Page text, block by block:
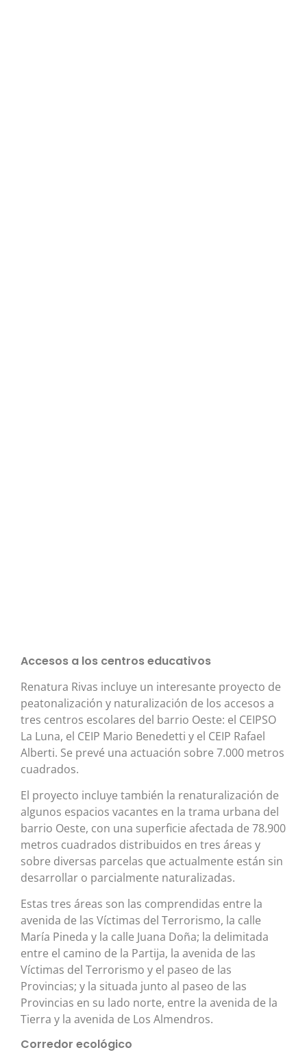
Accesos a los centros educativos
Renatura Rivas incluye un interesante proyecto de
peatonalización y naturalización de los accesos a
tres centros escolares del barrio Oeste: el CEIPSO
La Luna, el CEIP Mario Benedetti y el CEIP Rafael
Alberti. Se prevé una actuación sobre 7.000 metros
cuadrados.
El proyecto incluye también la renaturalización de
algunos espacios vacantes en la trama urbana del
barrio Oeste, con una superficie afectada de 78.900
metros cuadrados distribuidos en tres áreas y
sobre diversas parcelas que actualmente están sin
desarrollar o parcialmente naturalizadas.
Estas tres áreas son las comprendidas entre la
avenida de las Víctimas del Terrorismo, la calle
María Pineda y la calle Juana Doña; la delimitada
entre el camino de la Partija, la avenida de las
Víctimas del Terrorismo y el paseo de las
Provincias; y la situada junto al paseo de las
Provincias en su lado norte, entre la avenida de la
Tierra y la avenida de Los Almendros.
Corredor ecológico